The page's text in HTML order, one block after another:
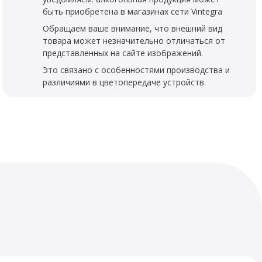
быть приобретена в магазинах сети Vintegra
Обращаем ваше внимание, что внешний вид
товара может незначительно отличаться от
представленных на сайте изображений.
Это связано с особенностями производства и
различиями в цветопередаче устройств.